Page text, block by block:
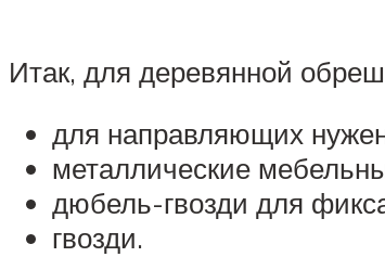
Итак, для деревянной
для направляющих
металлические
дюбель-гвозди для
гвозди.